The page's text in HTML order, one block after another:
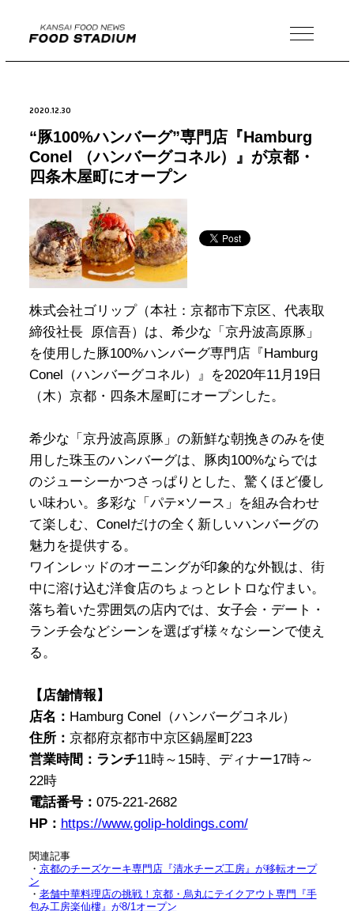
MENU
2020.12.30
“豚100%ハンバーグ”専門店『Hamburg
Conel （ハンバーグコネル）』が京都・
四条木屋町にオープン
株式会社ゴリップ（本社：京都市下京区、代表取
締役社長 原信吾）は、希少な「京丹波高原豚」
を使用した豚100%ハンバーグ専門店『Hamburg
Conel（ハンバーグコネル）』を2020年11月19日
（木）京都・四条木屋町にオープンした。
希少な「京丹波高原豚」の新鮮な朝挽きのみを使
用した珠玉のハンバーグは、豚肉100%ならでは
のジューシーかつさっぱりとした、驚くほど優し
い味わい。多彩な「パテ×ソース」を組み合わせ
て楽しむ、Conelだけの全く新しいハンバーグの
魅力を提供する。
ワインレッドのオーニングが印象的な外観は、街
中に溶け込む洋食店のちょっとレトロな佇まい。
落ち着いた雰囲気の店内では、女子会・デート・
ランチ会などシーンを選ばず様々なシーンで使え
る。
【店舗情報】
店名： Hamburg Conel（ハンバーグコネル）
住所： 京都府京都市中京区鍋屋町223
営業時間：ランチ11時～15時、ディナー17時～
22時
電話番号： 075-221-2682
HP： https://www.golip-holdings.com/
関連記事
・ 京都のチーズケーキ専門店『清水チーズ工房』が移転オープ
ン
・ 老舗中華料理店の挑戦！京都・烏丸にテイクアウト専門『手
包み工房楽仙樓』が8/1オープン